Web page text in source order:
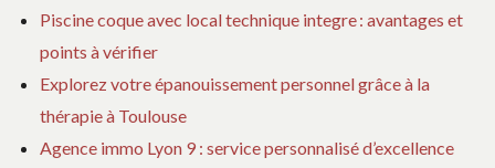
Piscine coque avec local technique integre : avantages et
points à vérifier
Explorez votre épanouissement personnel grâce à la
thérapie à Toulouse
Agence immo Lyon 9 : service personnalisé d’excellence